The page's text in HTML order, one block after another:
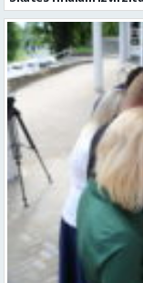
Valmieras novada
pieņemšanas telpas
Citi raksti šajā